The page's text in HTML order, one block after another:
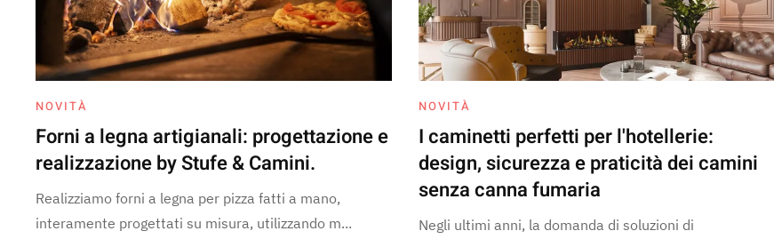
NOVITÀ
Forni a legna artigianali: progettazione e
realizzazione by Stufe & Camini.
Realizziamo forni a legna per pizza fatti a mano,
interamente progettati su misura, utilizzando m...
NOVITÀ
I caminetti perfetti per l'hotellerie:
design, sicurezza e praticità dei camini
senza canna fumaria
Negli ultimi anni, la domanda di soluzioni di